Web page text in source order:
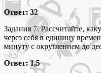
Ответ: 32
Задания 7: Рассчитайте,
через себя в единицу
минуту с округлением до
Ответ: 1,5